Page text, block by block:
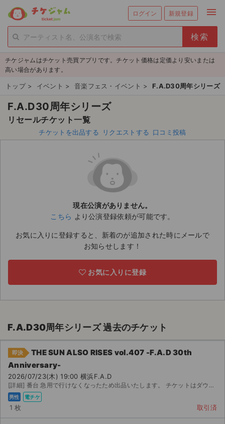
ログイン 新規登録 menu
person_add 新規会員登録
チケットを探す
新着チケット
値下げしたチケット
都道府県からチケットを探す
チケットのリクエスト一覧
ライブ・コンサート（国内）
ライブ・コンサート（海外）
スポーツ
ご利用ガイド
手数料・お支払い方法
AIに質問する
チケジャムはチケット売買アプリです。チケット価格は定価より安いまたは
高い場合があります。
トップ > イベント > 音楽フェス・イベント > F.A.D30周年シリーズ
F.A.D30周年シリーズ
リセールチケット一覧
チケットを出品する リクエストする 口コミ投稿
現在公演がありません。
こちら より公演登録依頼が可能です。
お気に入りに登録すると、新着のが追加された時にメールで
お知らせします！
お気に入りに登録
F.A.D30周年シリーズ 過去のチケット
即決
THE SUN ALSO RISES vol.407 -F.A.D 30th
Anniversary-
2026/07/23(木) 19:00 横浜F.A.D
[詳細] 番台 急用で行けなくなったため出品いたします。 チケットはダウンロード済みですので、落札...
男性 電チケ
1 枚 取引済